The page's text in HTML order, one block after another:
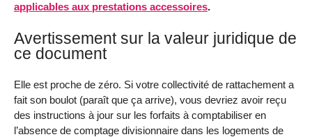
applicables aux prestations accessoires.
Avertissement sur la valeur juridique de
ce document
Elle est proche de zéro. Si votre collectivité de rattachement a
fait son boulot (paraît que ça arrive), vous devriez avoir reçu
des instructions à jour sur les forfaits à comptabiliser en
l’absence de comptage divisionnaire dans les logements de